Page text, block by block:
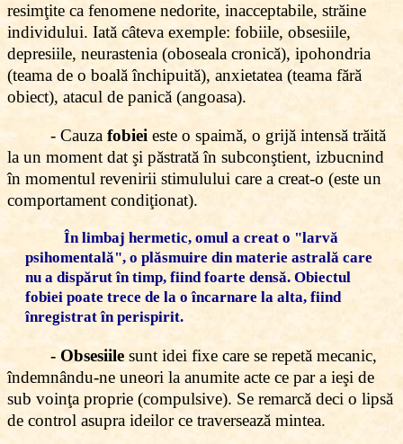
resimţite ca fenomene nedorite, inacceptabile, străine
individului. Iată câteva exemple: fobiile, obsesiile,
depresiile, neurastenia (oboseala cronică), ipohondria
(teama de o boală închipuită), anxietatea (teama fără
obiect), atacul de panică (angoasa).
- Cauza fobiei este o spaimă, o grijă intensă trăită
la un moment dat şi păstrată în subconştient, izbucnind
în momentul revenirii stimulului care a creat-o (este un
comportament condiţionat).
În limbaj hermetic, omul a creat o "larvă
psihomentală", o plăsmuire din materie astrală care
nu a dispărut în timp, fiind foarte densă. Obiectul
fobiei poate trece de la o încarnare la alta, fiind
înregistrat în perispirit.
- Obsesiile sunt idei fixe care se repetă mecanic,
îndemnându-ne uneori la anumite acte ce par a ieşi de
sub voinţa proprie (compulsive). Se remarcă deci o lipsă
de control asupra ideilor ce traversează mintea.